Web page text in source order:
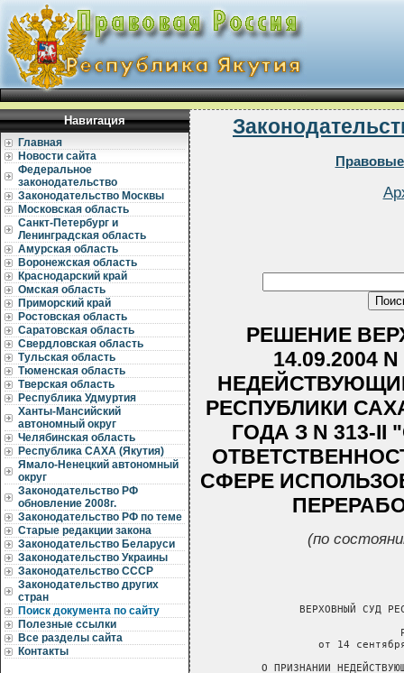
Навигация
Главная
Новости сайта
Федеральное
законодательство
Законодательство Москвы
Московская область
Санкт-Петербург и
Ленинградская область
Амурская область
Воронежская область
Краснодарский край
Омская область
Приморский край
Ростовская область
Саратовская область
Свердловская область
Тульская область
Тюменская область
Тверская область
Республика Удмуртия
Ханты-Мансийский
автономный округ
Челябинская область
Республика САХА (Якутия)
Ямало-Ненецкий автономный
округ
Законодательство РФ
обновление 2008г.
Законодательство РФ по теме
Старые редакции закона
Законодательство Беларуси
Законодательство Украины
Законодательство СССР
Законодательство других
стран
Поиск документа по сайту
Полезные ссылки
Все разделы сайта
Контакты
РЕШЕНИЕ
14.09.2004
РЕСПУБЛИКИ
ГОДА З N 313-
СФЕРЕ
(по